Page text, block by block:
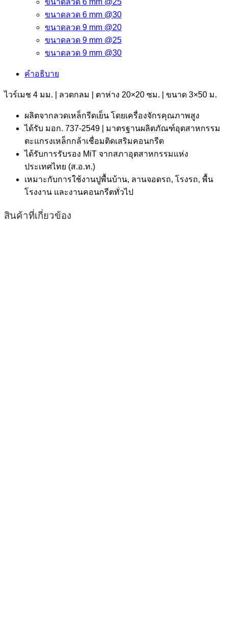
ขนาดลวด 6 mm @30
ขนาดลวด 9 mm @20
ขนาดลวด 9 mm @25
ขนาดลวด 9 mm @30
คำอธิบาย
ไวร์เมช 4 มม. | ลวดกลม | ตาห่าง 20×20 ซม. | ขนาด 3×50 ม.
ผลิตจากลวดเหล็กรีดเย็น โดยเครื่องจักรคุณภาพสูง
ได้รับ มอก. 737-2549 | มาตรฐานผลิตภัณฑ์อุตสาหกรรม
ตะแกรงเหล็กกล้าเชื่อมติดเสริมคอนกรีต
ได้รับการรับรอง MiT จากสภาอุตสาหกรรมแห่ง
ประเทศไทย (ส.อ.ท.)
เหมาะกับการใช้งานปูพื้นบ้าน, ลานจอดรถ, โรงรถ, พื้น
โรงงาน และงานคอนกรีตทั่วไป
สินค้าที่เกี่ยวข้อง